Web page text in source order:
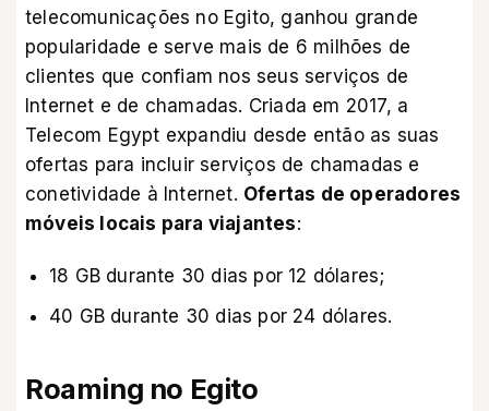
telecomunicações no Egito, ganhou grande
popularidade e serve mais de 6 milhões de
clientes que confiam nos seus serviços de
Internet e de chamadas. Criada em 2017, a
Telecom Egypt expandiu desde então as suas
ofertas para incluir serviços de chamadas e
conetividade à Internet. Ofertas de operadores
móveis locais para viajantes:
18 GB durante 30 dias por 12 dólares;
40 GB durante 30 dias por 24 dólares.
Roaming no Egito